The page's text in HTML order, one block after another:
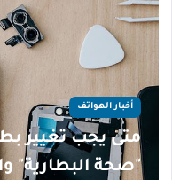
أخبار الهواتف
متى يجب تغيير
"صحة البطارية"